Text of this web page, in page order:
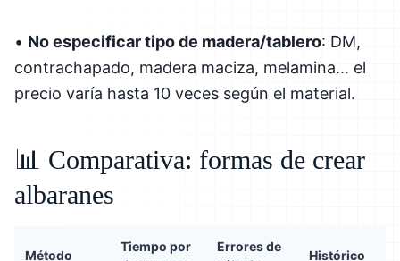
• No especificar tipo de madera/tablero: DM,
contrachapado, madera maciza, melamina... el
precio varía hasta 10 veces según el material.
📊 Comparativa: formas de crear
albaranes
Método
Tiempo por
Errores de
Histórico